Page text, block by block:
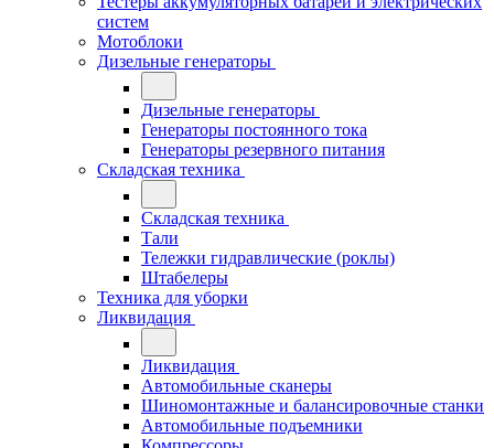
систем
Мотоблоки
Дизельные генераторы
Дизельные генераторы
Генераторы постоянного тока
Генераторы резервного питания
Складская техника
Складская техника
Тали
Тележки гидравлические (роклы)
Штабелеры
Техника для уборки
Ликвидация
Ликвидация
Автомобильные сканеры
Шиномонтажные и балансировочные станки
Автомобильные подъемники